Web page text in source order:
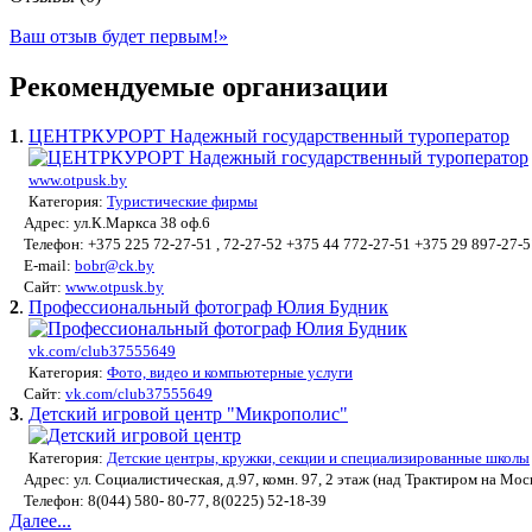
Ваш отзыв будет первым!»
Рекомендуемые организации
1. ЦЕНТРКУРОРТ Надежный государственный туроператор
www.otpusk.by
Категория: Туристические фирмы
Адрес: ул.К.Маркса 38 оф.6
Телефон: +375 225 72-27-51 , 72-27-52 +375 44 772-27-51 +375 29 897-27-
E-mail: bobr@ck.by
Сайт: www.otpusk.by
2. Профессиональный фотограф Юлия Будник
vk.com/club37555649
Категория: Фото, видео и компьютерные услуги
Сайт: vk.com/club37555649
3. Детский игровой центр "Микрополис"
Категория: Детские центры, кружки, секции и специализированные школы
Адрес: ул. Социалистическая, д.97, комн. 97, 2 этаж (над Трактиром на
Телефон: 8(044) 580- 80-77, 8(0225) 52-18-39
Далее...